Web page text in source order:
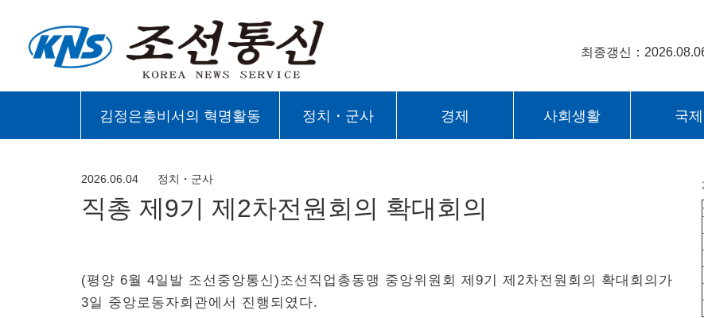
최종갱신：
김정은총비서의 혁명활동 정치・군사 경제 사회생활 국제
2026.06.04 정치・군사
직총 제9기 제2차전원회의 확대회의
(평양 6월 4일발 조선중앙통신)조선직업총동맹 중앙위원회 제9기 제2차전원회의 확대회의가
3일 중앙로동자회관에서 진행되였다.